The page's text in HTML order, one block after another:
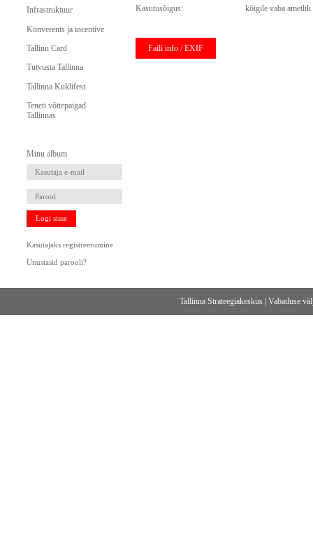
Infrastruktuur
Konverents ja incentive
Tallinn Card
Tutvusta Tallinna
Tallinna Kuklifest
Teneti võttepaigad
Tallinnas
Minu album
Logi sisse
Kasutajaks registreerumine
Unustasid parooli?
Kasutusõigus:
kõigile vaba
Faili info / EXIF
Tallinna Strateegiakeskus |Vabaduse